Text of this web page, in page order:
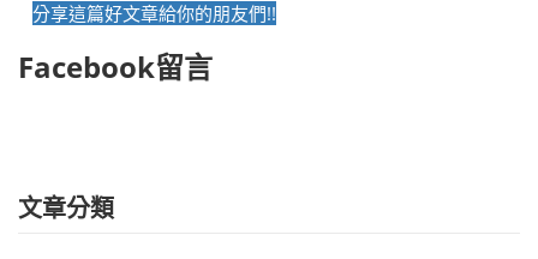
分享這篇好文章給你的朋友們!!
Facebook留言
文章分類